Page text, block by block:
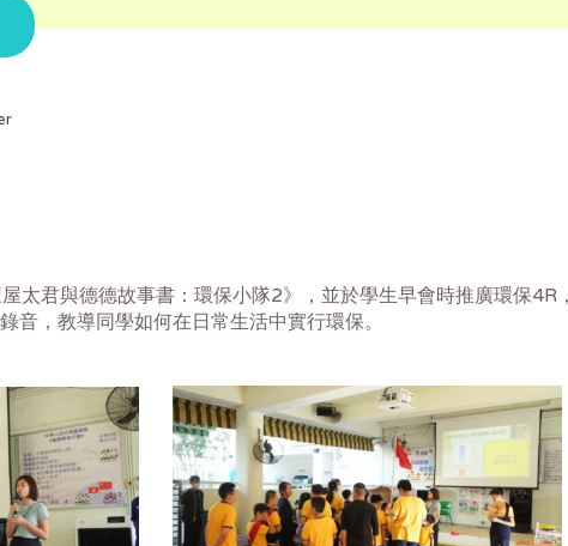
太君與德德故事書：環保小隊2》，並於學生早會時推廣環保
音，教導同學如何在日常生活中實行環保。